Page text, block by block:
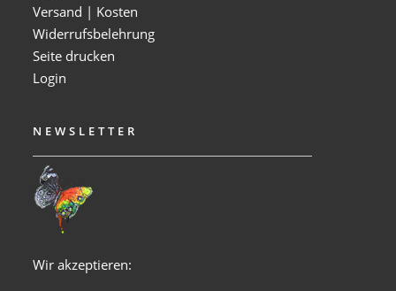
Versand | Kosten
Widerrufsbelehrung
Seite drucken
Login
NEWSLETTER
Wir akzeptieren: